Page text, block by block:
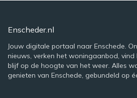
Enscheder.nl
Jouw digitale portaal naar Enschede.
nieuws, verken het woningaanbod, vind
blijf op de hoogte van het weer. Alles
genieten van Enschede, gebundeld op